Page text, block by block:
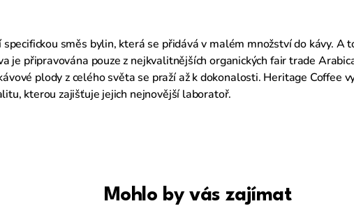
směs bylin, která se přidává v malém množství do kávy. A
je připravována pouze z nejkvalitnějších organických fair trade
plody z celého světa se praží až k dokonalosti. Heritage Coffee
kterou zajišťuje jejich nejnovější laboratoř.
Mohlo by vás zajímat